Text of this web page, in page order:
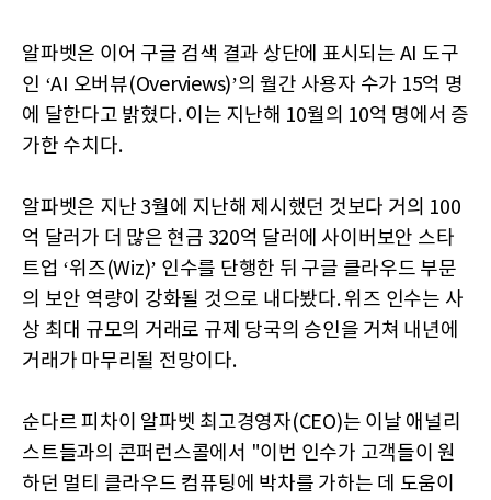
알파벳은 이어 구글 검색 결과 상단에 표시되는 AI 도구
인 ‘AI 오버뷰(Overviews)’의 월간 사용자 수가 15억 명
에 달한다고 밝혔다. 이는 지난해 10월의 10억 명에서 증
가한 수치다.
알파벳은 지난 3월에 지난해 제시했던 것보다 거의 100
억 달러가 더 많은 현금 320억 달러에 사이버보안 스타
트업 ‘위즈(Wiz)’ 인수를 단행한 뒤 구글 클라우드 부문
의 보안 역량이 강화될 것으로 내다봤다. 위즈 인수는 사
상 최대 규모의 거래로 규제 당국의 승인을 거쳐 내년에
거래가 마무리될 전망이다.
순다르 피차이 알파벳 최고경영자(CEO)는 이날 애널리
스트들과의 콘퍼런스콜에서 "이번 인수가 고객들이 원
하던 멀티 클라우드 컴퓨팅에 박차를 가하는 데 도움이